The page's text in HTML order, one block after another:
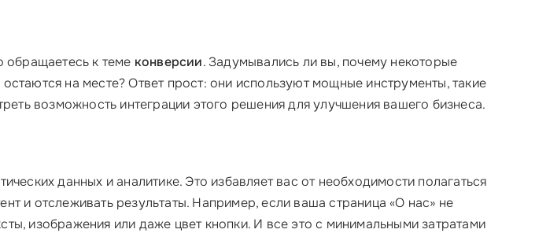
обращаетесь к теме конверсии. Задумывались ли вы, почему некоторые
на месте? Ответ прост: они используют мощные инструменты, такие
возможность интеграции этого решения для улучшения вашего бизнеса.
данных и аналитике. Это избавляет вас от необходимости полагаться
и отслеживать результаты. Например, если ваша страница «О нас» не
изображения или даже цвет кнопки. И все это с минимальными затратами